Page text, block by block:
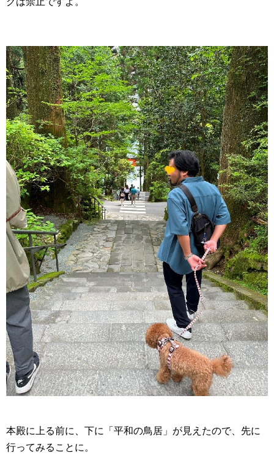
本殿に上る前に、下に「平和の鳥居」が見えたので、先に
行ってみることに。